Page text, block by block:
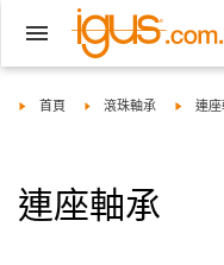
igus-icon-arrow-right
首頁 igus-icon-arrow-right
滾珠軸承 igus-
連
連座軸承